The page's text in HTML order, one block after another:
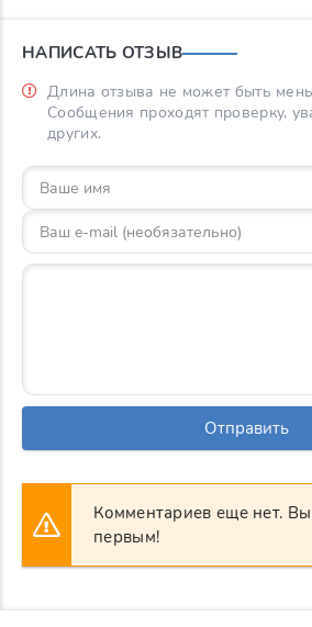
НАПИСАТЬ ОТЗЫВ
Длина отзыва не может быть
Сообщения проходят проверку,
других.
Отправить
Комментариев еще нет.
первым!